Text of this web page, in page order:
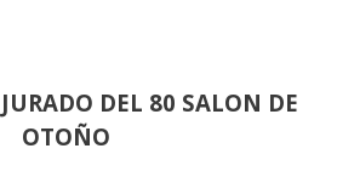
DEL 80 SALON DE
OTOÑO